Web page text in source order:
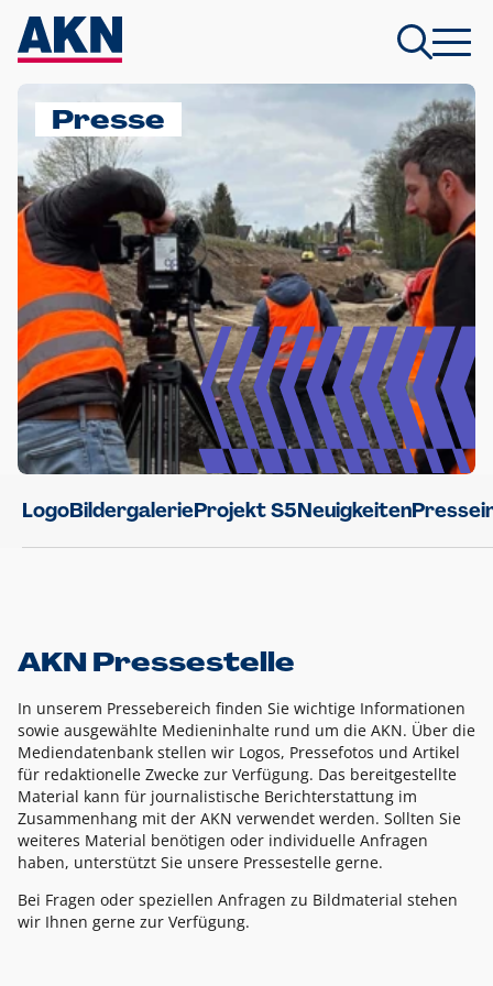
Presse
LogoBildergalerieProjekt S5Neuigkeiten
AKN Pressestelle
In unserem Pressebereich finden Sie wichtige Informationen
sowie ausgewählte Medieninhalte rund um die AKN. Über die
Mediendatenbank stellen wir Logos, Pressefotos und Artikel
für redaktionelle Zwecke zur Verfügung. Das bereitgestellte
Material kann für journalistische Berichterstattung im
Zusammenhang mit der AKN verwendet werden. Sollten Sie
weiteres Material benötigen oder individuelle Anfragen
haben, unterstützt Sie unsere Pressestelle gerne.
Bei Fragen oder speziellen Anfragen zu Bildmaterial stehen
wir Ihnen gerne zur Verfügung.